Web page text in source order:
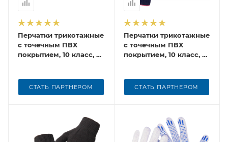
Перчатки трикотажные
с точечным ПВХ
покрытием, 10 класс, 5
СТАТЬ ПАРТНЕРОМ
Перчатки трикотажные
с точечным ПВХ
покрытием, 10 класс, 5
СТАТЬ ПАРТНЕРОМ